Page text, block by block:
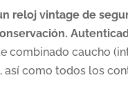
reloj vintage de
combinado caucho
como todos los